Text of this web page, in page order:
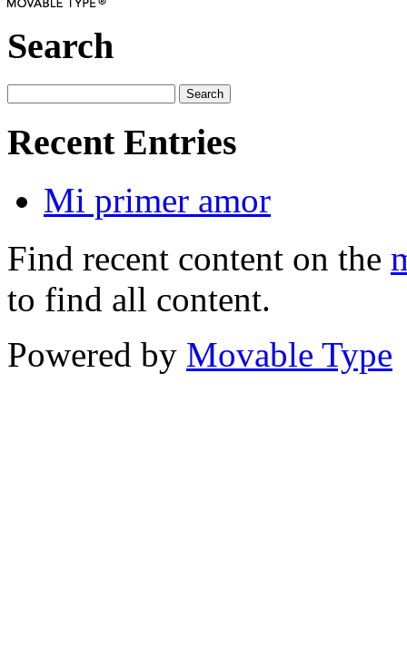
Search
Recent Entries
Mi primer amor
Find recent content on the
to find all content.
Powered by Movable Type